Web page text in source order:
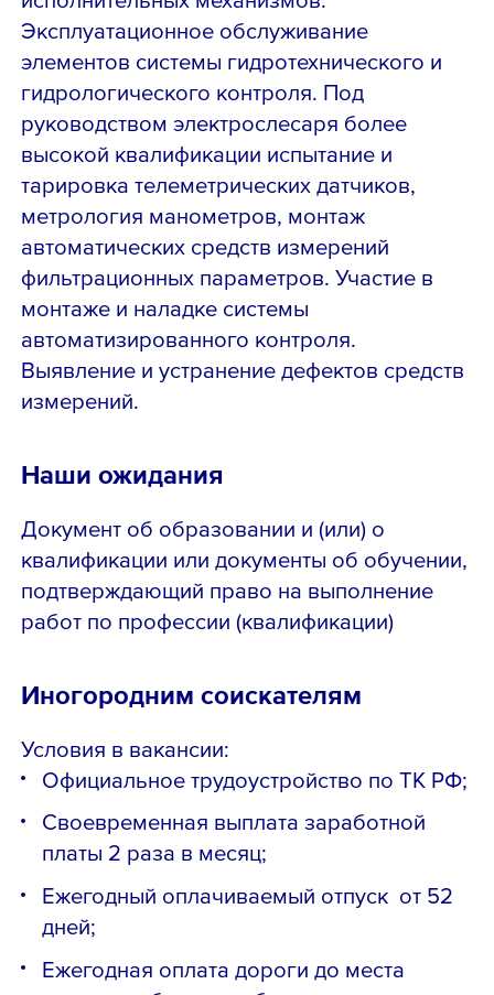
Эксплуатационное обслуживание
элементов системы гидротехнического и
гидрологического контроля. Под
руководством электрослесаря более
высокой квалификации испытание и
тарировка телеметрических датчиков,
метрология манометров, монтаж
автоматических средств измерений
фильтрационных параметров. Участие в
монтаже и наладке системы
автоматизированного контроля.
Выявление и устранение дефектов средств
измерений.
Наши ожидания
Документ об образовании и (или) о
квалификации или документы об обучении,
подтверждающий право на выполнение
работ по профессии (квалификации)
Иногородним соискателям
Условия в вакансии:
Официальное трудоустройство по ТК РФ;
Своевременная выплата заработной
платы 2 раза в месяц;
Ежегодный оплачиваемый отпуск от 52
дней;
Ежегодная оплата дороги до места